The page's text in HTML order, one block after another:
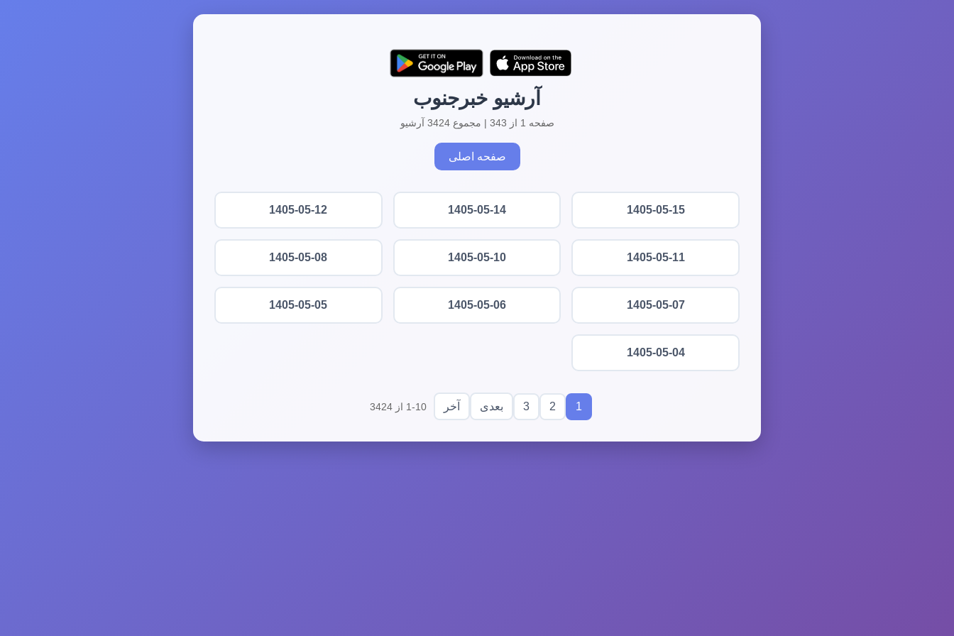
آرشیو خبرجنوب
صفحه 1 از 343 | مجموع 3424 آرشیو
صفحه اصلی
1405-05-15
1405-05-14
1405-05-12
1405-05-11
1405-05-10
1405-05-08
1405-05-07
1405-05-06
1405-05-05
1405-05-04
1
2
3 بعدی آخر 1-10 از 3424